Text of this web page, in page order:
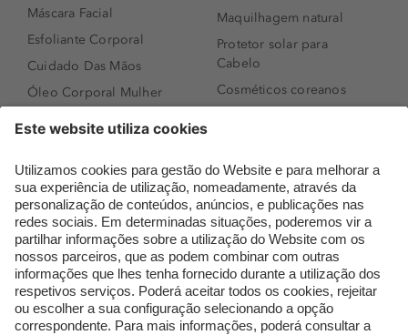
Máscara Facial
Esfoliante Corporal
Cuidado Das Mãos
Óleo Corporal Mulher
Sérum de Rosto
Body mist & Spray
corporal
Produtos para Cabelo
Homem
Espuma de Limpeza
Facial
Maquilhagem natural
Protetor solar para
Cabelo
Cosméticos coreanos
Perfumes árabes
Novidades
Melhores Perfumes
Femininos
TOP 10: Perfumes
Masculinos
Pestanas Postiças
Creme Rosto Homem